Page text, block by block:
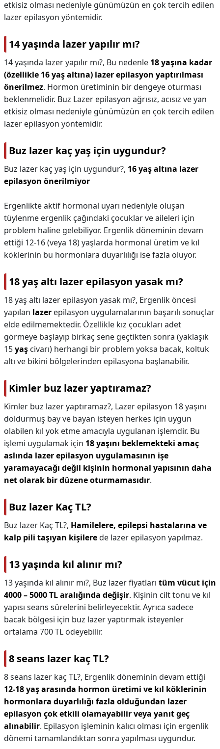
etkisiz olması nedeniyle günümüzün en çok tercih edilen
lazer epilasyon yöntemidir.
14 yaşında lazer yapılır mı?
14 yaşında lazer yapılır mı?, Bu nedenle 18 yaşına kadar
(özellikle 16 yaş altına) lazer epilasyon yaptırılması
önerilmez. Hormon üretiminin bir dengeye oturması
beklenmelidir. Buz Lazer epilasyon ağrısız, acısız ve yan
etkisiz olması nedeniyle günümüzün en çok tercih edilen
lazer epilasyon yöntemidir.
Buz lazer kaç yaş için uygundur?
Buz lazer kaç yaş için uygundur?, 16 yaş altına lazer
epilasyon önerilmiyor
Ergenlikte aktif hormonal uyarı nedeniyle oluşan
tüylenme ergenlik çağındaki çocuklar ve aileleri için
problem haline gelebiliyor. Ergenlik döneminin devam
ettiği 12-16 (veya 18) yaşlarda hormonal üretim ve kıl
köklerinin bu hormonlara duyarlılığı ise fazla oluyor.
18 yaş altı lazer epilasyon yasak mı?
18 yaş altı lazer epilasyon yasak mı?, Ergenlik öncesi
yapılan lazer epilasyon uygulamalarının başarılı sonuçlar
elde edilmemektedir. Özellikle kız çocukları adet
görmeye başlayıp birkaç sene geçtikten sonra (yaklaşık
15yaş civarı) herhangi bir problem yoksa bacak, koltuk
altı ve bikini bölgelerinden epilasyona başlanabilir.
Kimler buz lazer yaptıramaz?
Kimler buz lazer yaptıramaz?, Lazer epilasyon 18 yaşını
doldurmuş bay ve bayan isteyen herkes için uygun
olabilen kıl yok etme amacıyla uygulanan işlemdir. Bu
işlemi uygulamak için 18 yaşını beklemekteki amaç
aslında lazer epilasyon uygulamasının işe
yaramayacağı değil kişinin hormonal yapısının daha
net olarak bir düzene oturmamasıdır.
Buz lazer Kaç TL?
Buz lazer Kaç TL?, Hamilelere, epilepsi hastalarına ve
kalp pili taşıyan kişilerede lazer epilasyon yapılmaz.
13 yaşında kıl alınır mı?
13 yaşında kıl alınır mı?, Buz lazer fiyatları tüm vücut için
4000 – 5000 TL aralığında değişir. Kişinin cilt tonu ve kıl
yapısı seans sürelerini belirleyecektir. Ayrıca sadece
bacak bölgesi için buz lazer yaptırmak isteyenler
ortalama 700 TL ödeyebilir.
8 seans lazer kaç TL?
8 seans lazer kaç TL?, Ergenlik döneminin devam ettiği
12-18 yaş arasında hormon üretimi ve kıl köklerinin
hormonlara duyarlılığı fazla olduğundan lazer
epilasyon çok etkili olamayabilir veya yanıt geç
alınabilir. Epilasyon işleminin kalıcı olması için ergenlik
dönemi tamamlandıktan sonra yapılması uygundur.